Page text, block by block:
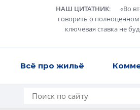
НАШ ЦИТАТНИК: «Во
говорить о
ключевая ставка не
Всё про жильё